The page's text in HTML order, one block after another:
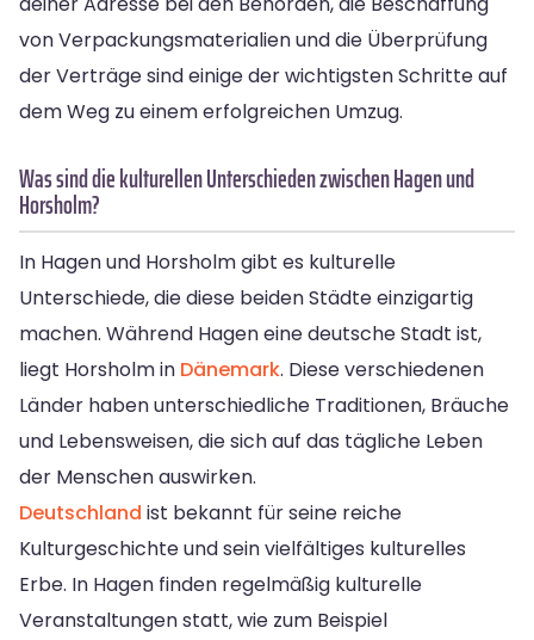
von Verpackungsmaterialien und die Überprüfung
der Verträge sind einige der wichtigsten Schritte auf
dem Weg zu einem erfolgreichen Umzug.
Was sind die kulturellen Unterschieden zwischen Hagen und
Horsholm?
In Hagen und Horsholm gibt es kulturelle
Unterschiede, die diese beiden Städte einzigartig
machen. Während Hagen eine deutsche Stadt ist,
liegt Horsholm in Dänemark. Diese verschiedenen
Länder haben unterschiedliche Traditionen, Bräuche
und Lebensweisen, die sich auf das tägliche Leben
der Menschen auswirken.
Deutschland ist bekannt für seine reiche
Kulturgeschichte und sein vielfältiges kulturelles
Erbe. In Hagen finden regelmäßig kulturelle
Veranstaltungen statt, wie zum Beispiel